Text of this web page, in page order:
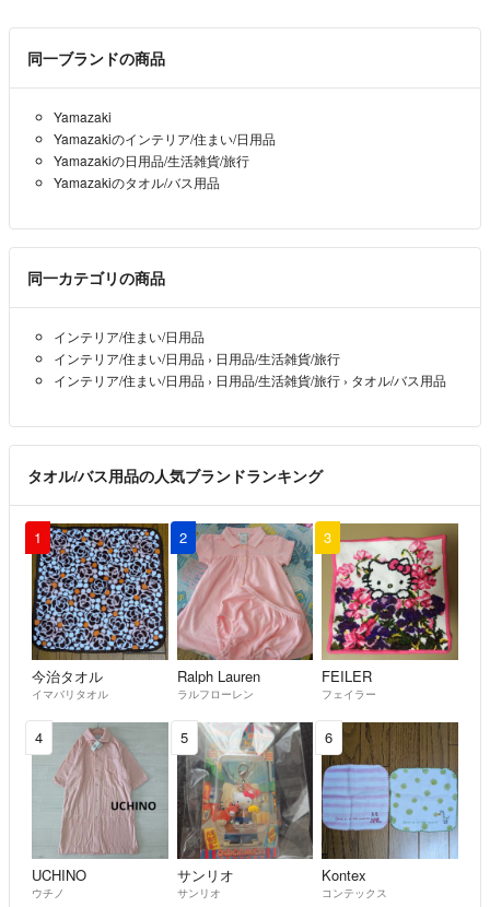
同一ブランドの商品
Yamazaki
Yamazakiのインテリア/住まい/日用品
Yamazakiの日用品/生活雑貨/旅行
Yamazakiのタオル/バス用品
同一カテゴリの商品
インテリア/住まい/日用品
インテリア/住まい/日用品 › 日用品/生活雑貨/旅行
インテリア/住まい/日用品 › 日用品/生活雑貨/旅行 › タオル/バス用品
タオル/バス用品の人気ブランドランキング
1
今治タオル
イマバリタオル
2
Ralph Lauren
ラルフローレン
3
FEILER
フェイラー
4
UCHINO
ウチノ
5
サンリオ
サンリオ
6
Kontex
コンテックス